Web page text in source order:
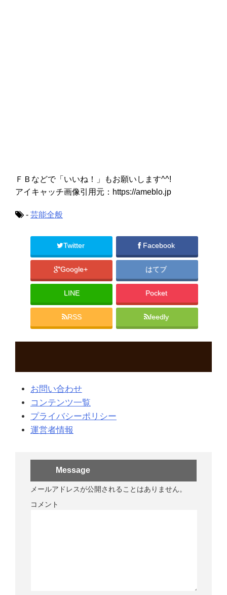
ＦＢなどで「いいね！」もお願いします^^!
アイキャッチ画像引用元：https://ameblo.jp
- 芸能全般
Twitter Facebook
Google+ はてブ
LINE Pocket
RSS feedly
お問い合わせ
コンテンツ一覧
プライバシーポリシー
運営者情報
Message
メールアドレスが公開されることはありません。
コメント